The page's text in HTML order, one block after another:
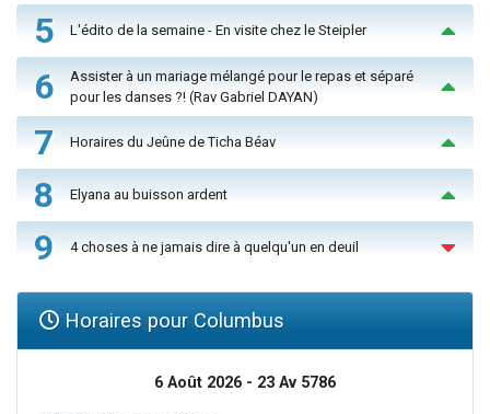
5 L'édito de la semaine - En visite chez le Steipler
6
Assister à un mariage mélangé pour le repas et séparé
pour les danses ?! (Rav Gabriel DAYAN)
7 Horaires du Jeûne de Ticha Béav
8 Elyana au buisson ardent
9 4 choses à ne jamais dire à quelqu'un en deuil
Horaires pour Columbus
6 Août 2026 - 23 Av 5786